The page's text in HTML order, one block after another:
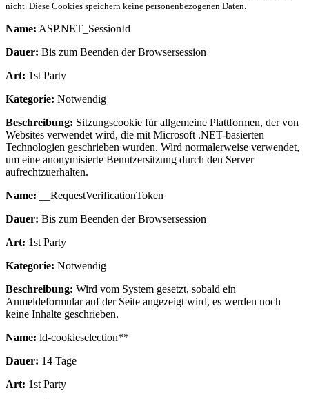
nicht. Diese Cookies speichern keine personenbezogenen Daten.
Name: ASP.NET_SessionId
Dauer: Bis zum Beenden der Browsersession
Art: 1st Party
Kategorie: Notwendig
Beschreibung: Sitzungscookie für allgemeine Plattformen, der von
Websites verwendet wird, die mit Microsoft .NET-basierten
Technologien geschrieben wurden. Wird normalerweise verwendet,
um eine anonymisierte Benutzersitzung durch den Server
aufrechtzuerhalten.
Name: __RequestVerificationToken
Dauer: Bis zum Beenden der Browsersession
Art: 1st Party
Kategorie: Notwendig
Beschreibung: Wird vom System gesetzt, sobald ein
Anmeldeformular auf der Seite angezeigt wird, es werden noch
keine Inhalte geschrieben.
Name: ld-cookieselection**
Dauer: 14 Tage
Art: 1st Party